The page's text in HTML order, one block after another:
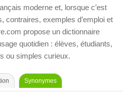
moderne et, lorsque c’est
contraires, exemples d’emploi et
propose un dictionnaire
quotidien : élèves, étudiants,
ou simples curieux.
Synonymes